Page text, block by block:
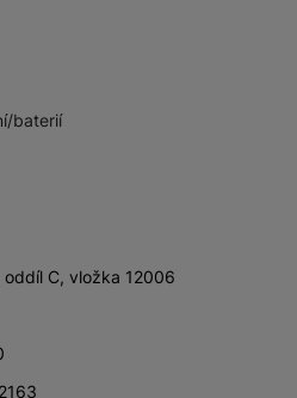
baterií
oddíl C, vložka 12006